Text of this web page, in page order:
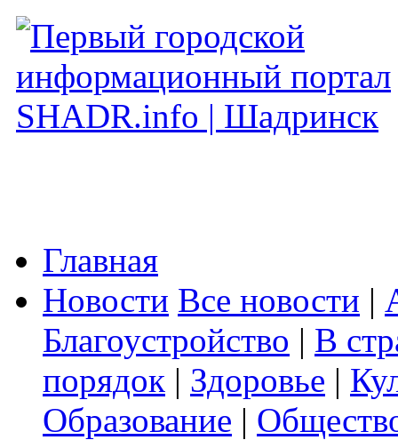
Главная
Новости Все новости |
Благоустройство | В
порядок | Здоровье |
Образование |